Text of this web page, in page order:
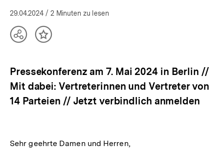
29.04.2024 / 2 Minuten zu lesen
TeilenInhalt
Pressekonferenz am 7. Mai 2024 in Berlin //
Mit dabei: Vertreterinnen und Vertreter von
14 Parteien // Jetzt verbindlich anmelden
Sehr geehrte Damen und Herren,